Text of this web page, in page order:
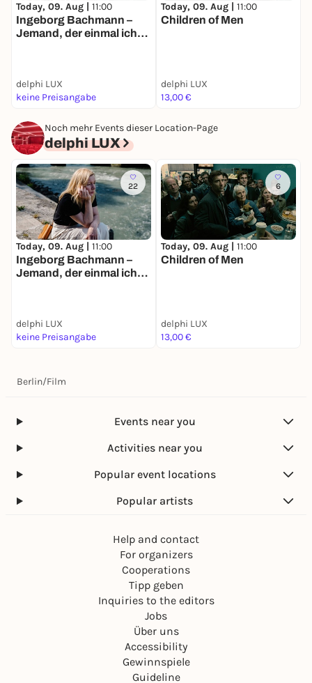
Today, 09. Aug | 11:00
Ingeborg Bachmann –
Jemand, der einmal ich
delphi LUX
keine Preisangabe
Today, 09. Aug | 11:00
Children of Men
delphi LUX
13,00 €
Noch mehr Events dieser Location-Page
delphi LUX
22
Today, 09. Aug | 11:00
Ingeborg Bachmann –
Jemand, der einmal ich
delphi LUX
keine Preisangabe
6
Today, 09. Aug | 11:00
Children of Men
delphi LUX
13,00 €
Berlin/Film
Events near you
Activities near you
Popular event locations
Popular artists
Help and contact
For organizers
Cooperations
Tipp geben
Inquiries to the editors
Jobs
Über uns
Accessibility
Gewinnspiele
Guideline